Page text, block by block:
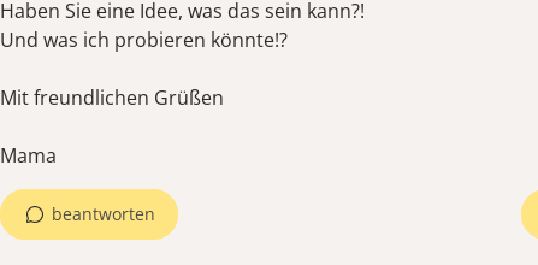
Haben Sie eine Idee, was das sein kann?!
Und was ich probieren könnte!?
Mit freundlichen Grüßen
Mama
beantworten